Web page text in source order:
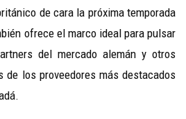
de cara la próxima temporada
ofrece el marco ideal para pulsar
del mercado alemán y otros
de los proveedores más destacados